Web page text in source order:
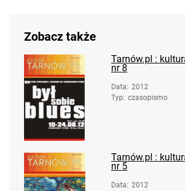
Zobacz także
Tarnów.pl :
nr 8
Data: 2012
Typ: czasopismo
Tarnów.pl :
nr 5
Data: 2012